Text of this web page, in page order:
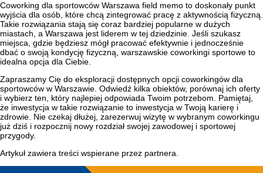
Coworking dla sportowców Warszawa field memo to doskonały punkt
wyjścia dla osób, które chcą zintegrować pracę z aktywnością fizyczną.
Takie rozwiązania stają się coraz bardziej popularne w dużych
miastach, a Warszawa jest liderem w tej dziedzinie. Jeśli szukasz
miejsca, gdzie będziesz mógł pracować efektywnie i jednocześnie
dbać o swoją kondycję fizyczną, warszawskie coworkingi sportowe to
idealna opcja dla Ciebie.
Zapraszamy Cię do eksploracji dostępnych opcji coworkingów dla
sportowców w Warszawie. Odwiedź kilka obiektów, porównaj ich oferty
i wybierz ten, który najlepiej odpowiada Twoim potrzebom. Pamiętaj,
że inwestycja w takie rozwiązanie to inwestycja w Twoją karierę i
zdrowie. Nie czekaj dłużej, zarezerwuj wizytę w wybranym coworkingu
już dziś i rozpocznij nowy rozdział swojej zawodowej i sportowej
przygody.
Artykuł zawiera treści wspierane przez partnera.